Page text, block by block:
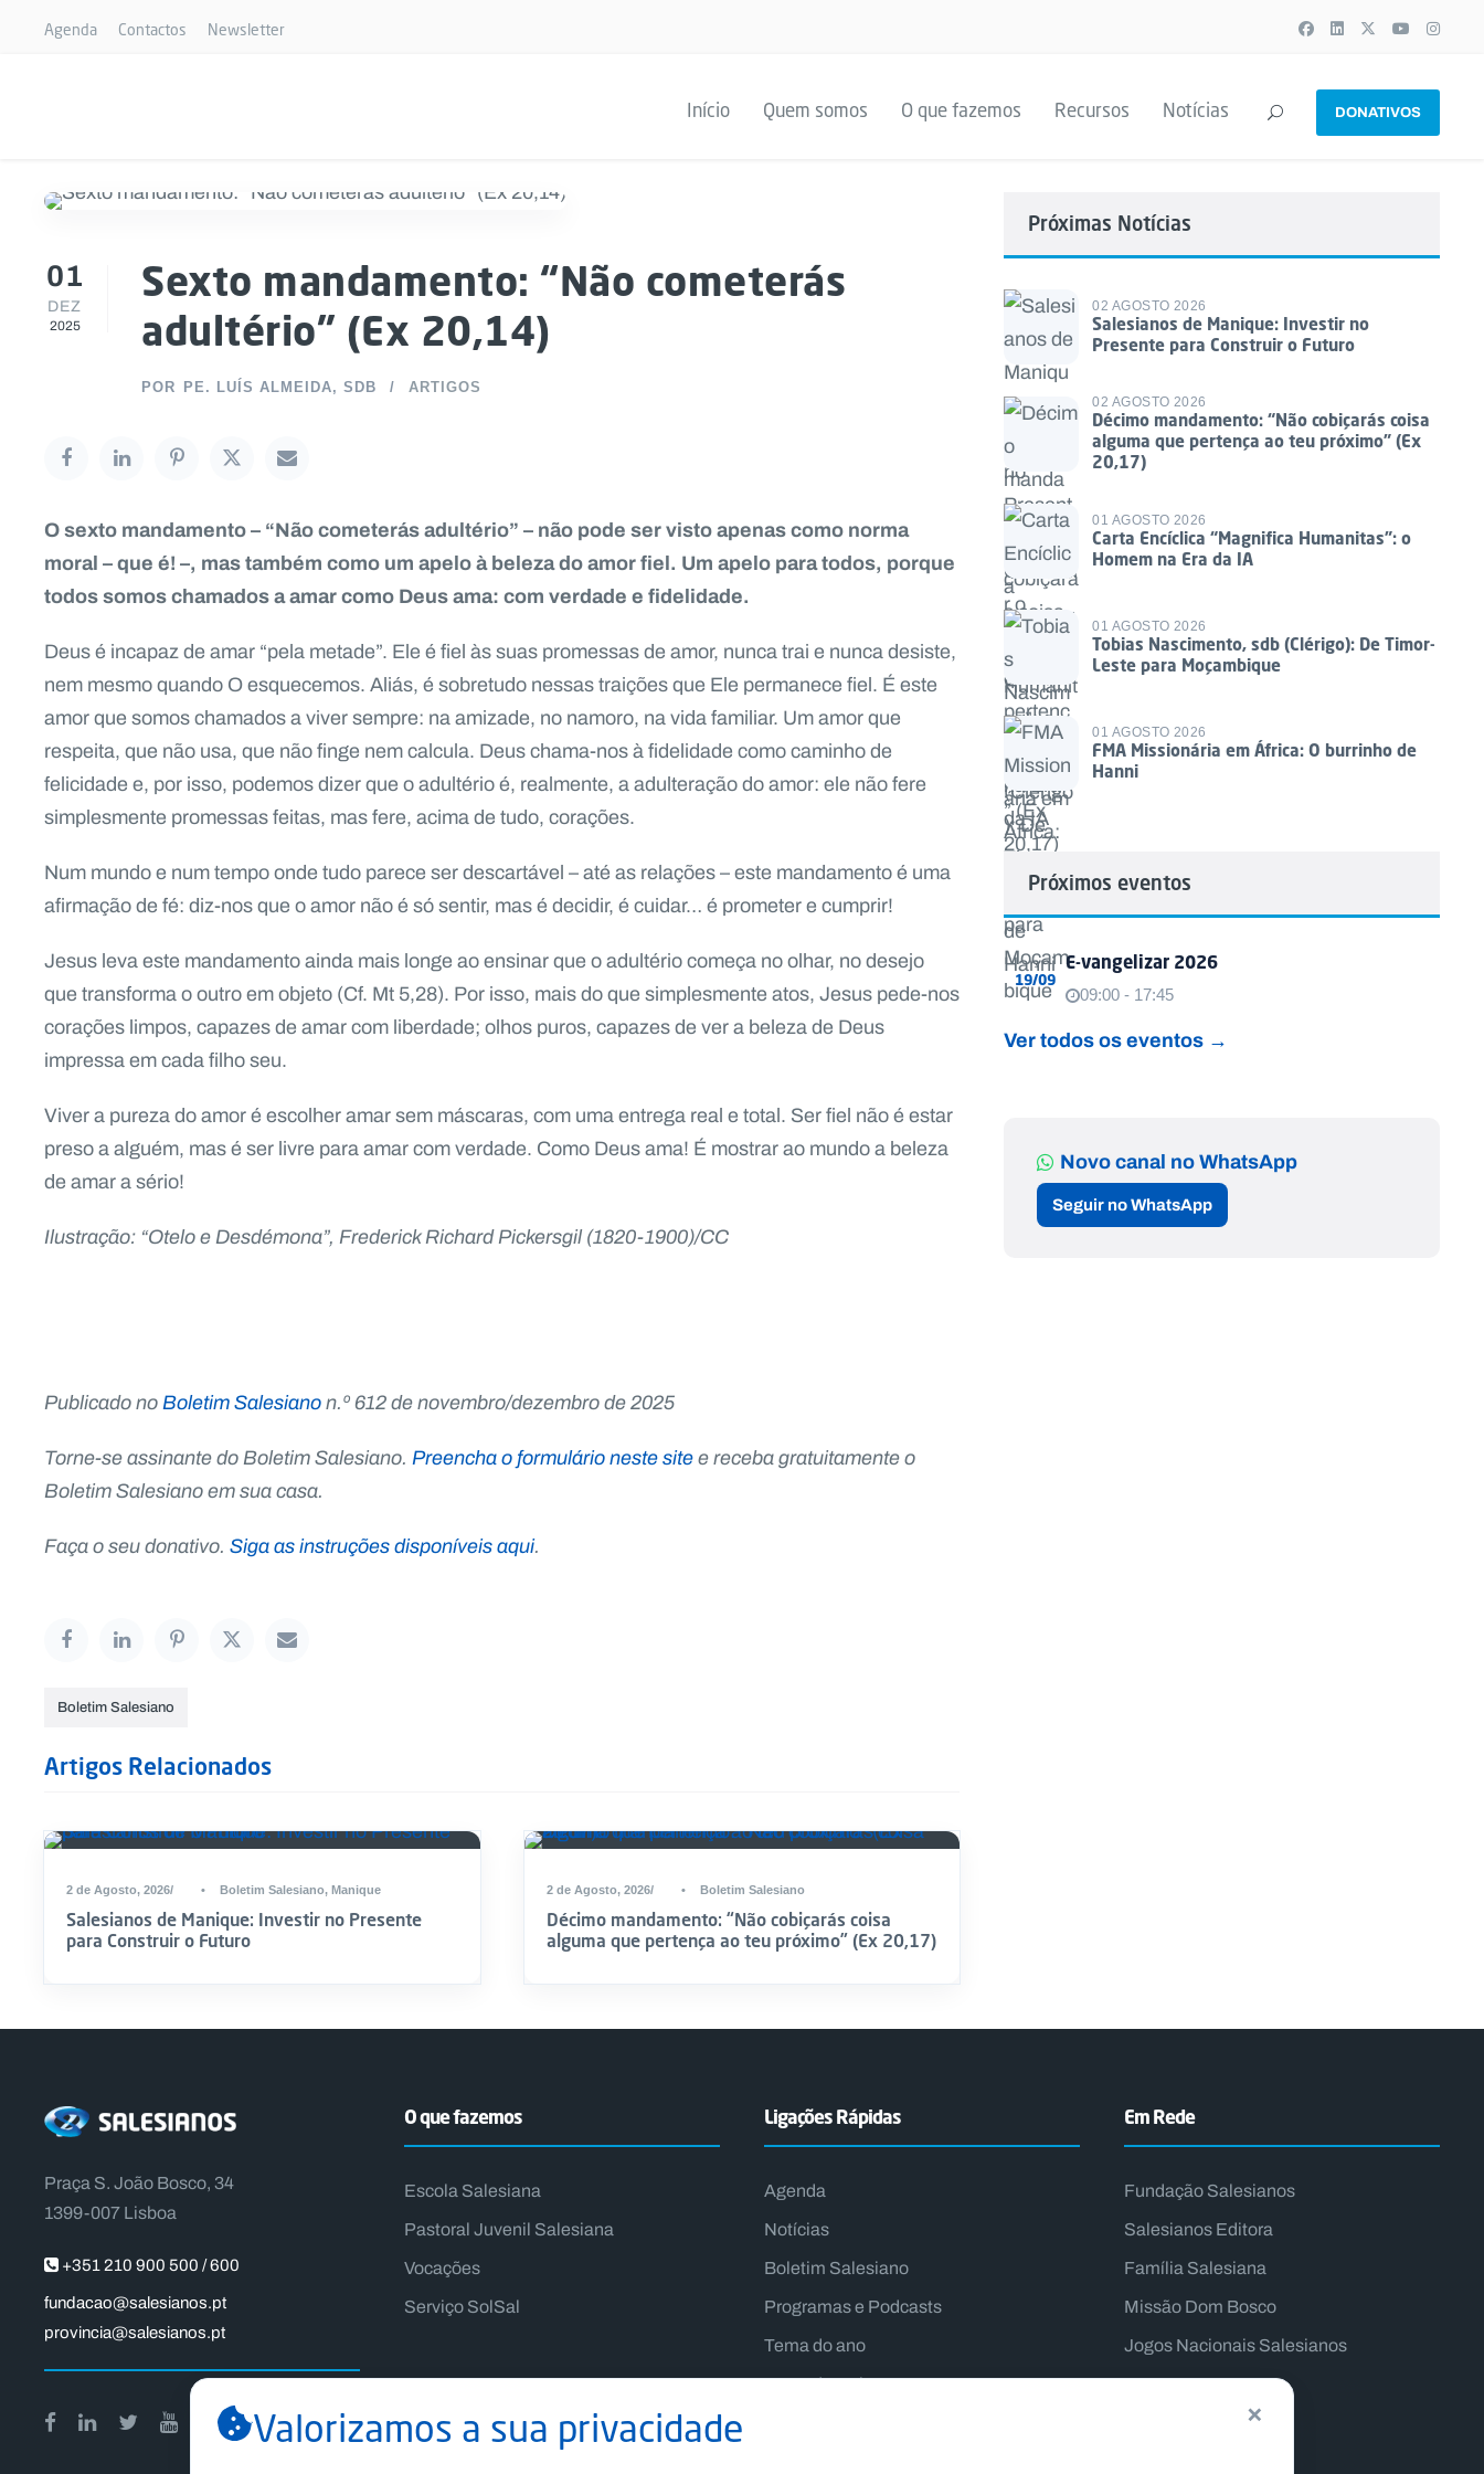
Agenda Contactos Newsletter
Início Quem somos O que fazemos Recursos Notícias DONATIVOS
01
DEZ
2025
Sexto mandamento: “Não cometerás
adultério” (Ex 20,14)
POR PE. LUÍS ALMEIDA, SDB ARTIGOS
O sexto mandamento – “Não cometerás adultério” – não pode ser visto apenas como norma
moral – que é! –, mas também como um apelo à beleza do amor fiel. Um apelo para todos, porque
todos somos chamados a amar como Deus ama: com verdade e fidelidade.
Deus é incapaz de amar “pela metade”. Ele é fiel às suas promessas de amor, nunca trai e nunca desiste,
nem mesmo quando O esquecemos. Aliás, é sobretudo nessas traições que Ele permanece fiel. É este
amor que somos chamados a viver sempre: na amizade, no namoro, na vida familiar. Um amor que
respeita, que não usa, que não finge nem calcula. Deus chama-nos à fidelidade como caminho de
felicidade e, por isso, podemos dizer que o adultério é, realmente, a adulteração do amor: ele não fere
simplesmente promessas feitas, mas fere, acima de tudo, corações.
Num mundo e num tempo onde tudo parece ser descartável – até as relações – este mandamento é uma
afirmação de fé: diz-nos que o amor não é só sentir, mas é decidir, é cuidar… é prometer e cumprir!
Jesus leva este mandamento ainda mais longe ao ensinar que o adultério começa no olhar, no desejo
que transforma o outro em objeto (Cf. Mt 5,28). Por isso, mais do que simplesmente atos, Jesus pede-nos
corações limpos, capazes de amar com liberdade; olhos puros, capazes de ver a beleza de Deus
impressa em cada filho seu.
Viver a pureza do amor é escolher amar sem máscaras, com uma entrega real e total. Ser fiel não é estar
preso a alguém, mas é ser livre para amar com verdade. Como Deus ama! É mostrar ao mundo a beleza
de amar a sério!
Ilustração: “Otelo e Desdémona”, Frederick Richard Pickersgil (1820-1900)/CC
Publicado noBoletim Salesianon.º 612 de novembro/dezembro de 2025
Torne-se assinante do Boletim Salesiano. Preencha o formulário neste sitee receba gratuitamente o
Boletim Salesiano em sua casa.
Faça o seu donativo. Siga as instruções disponíveis aqui.
Boletim Salesiano
Artigos Relacionados
2 de Agosto, 2026 • Boletim Salesiano, Manique
Salesianos de Manique: Investir no Presente
para Construir o Futuro
2 de Agosto, 2026 • Boletim Salesiano
Décimo mandamento: “Não cobiçarás coisa
alguma que pertença ao teu próximo” (Ex 20,17)
Próximas Notícias
02 AGOSTO 2026
Salesianos de Manique: Investir no
Presente para Construir o Futuro
02 AGOSTO 2026
Décimo mandamento: “Não cobiçarás coisa
alguma que pertença ao teu próximo” (Ex
20,17)
01 AGOSTO 2026
Carta Encíclica “Magnifica Humanitas”: o
Homem na Era da IA
01 AGOSTO 2026
Tobias Nascimento, sdb (Clérigo): De Timor-
Leste para Moçambique
01 AGOSTO 2026
FMA Missionária em África: O burrinho de
Hanni
Próximos eventos
19/09
E-vangelizar 2026
09:00 - 17:45
Ver todos os eventos →
Novo canal no WhatsApp
Seguir no WhatsApp
Praça S. João Bosco, 34
1399-007 Lisboa
+351 210 900 500 / 600
fundacao@salesianos.pt
provincia@salesianos.pt
O que fazemos
Escola Salesiana
Pastoral Juvenil Salesiana
Vocações
Serviço SolSal
Ligações Rápidas
Agenda
Notícias
Boletim Salesiano
Programas e Podcasts
Tema do ano
Lema do Reitor-Mor
Em Rede
Fundação Salesianos
Salesianos Editora
Família Salesiana
Missão Dom Bosco
Jogos Nacionais Salesianos
×
Valorizamos a sua privacidade